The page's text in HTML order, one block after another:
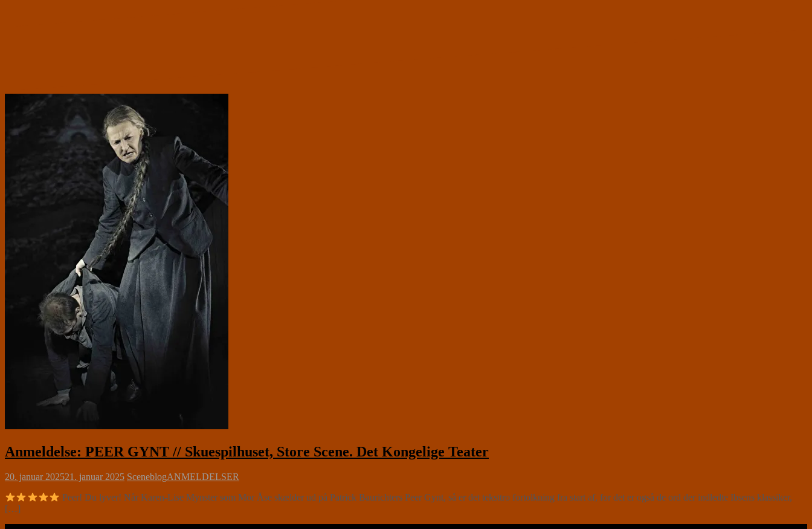
Anmeldelse: PEER GYNT // Skuespilhuset, Store Scene. Det Kongelige Teater
20. januar 202521. januar 2025 SceneblogANMELDELSER
Peer! Du lyver! Når Karen-Lise Mynster som Mor Åse skælder ud på Patrick Baurichters Peer Gynt, så er det teksttro fortolkning fra start af, for det er også de ord der indledte Ibsens klassiker,
[…]